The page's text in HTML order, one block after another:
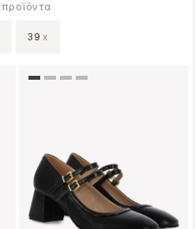
προϊόντα
39 x